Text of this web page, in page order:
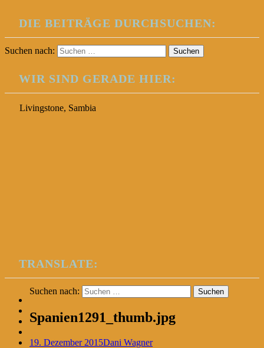
DIE BEITRÄGE DURCHSUCHEN:
Suchen nach:
WIR SIND GERADE HIER:
Livingstone, Sambia
TRANSLATE:
Suchen nach:
Spanien1291_thumb.jpg
19. Dezember 2015Dani Wagner